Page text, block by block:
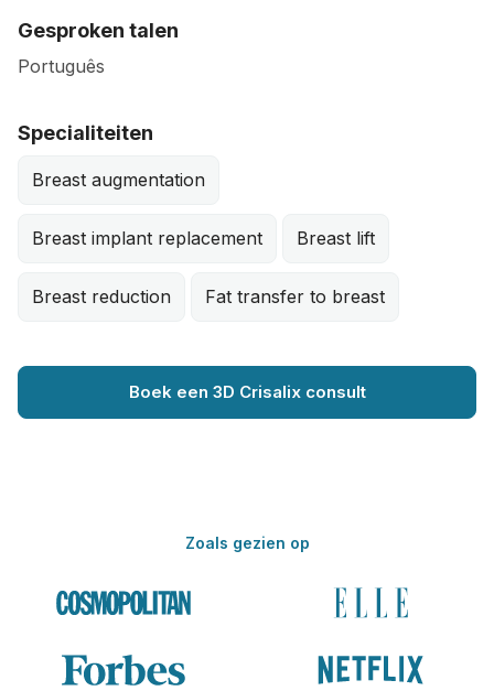
Gesproken talen
Português
Specialiteiten
Breast augmentation
Breast implant replacement Breast lift
Breast reduction Fat transfer to breast
Boek een 3D Crisalix consult
Zoals gezien op